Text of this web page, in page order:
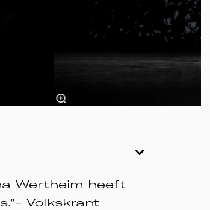
Wertheim heeft
Volkskrant